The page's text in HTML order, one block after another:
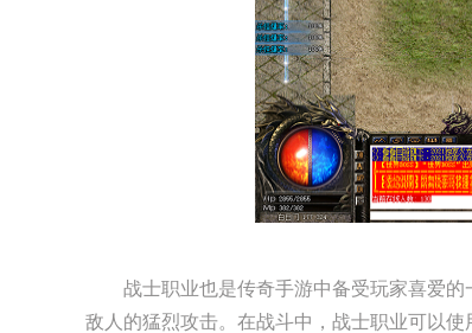
战士职业也是传奇手游中备受玩家喜爱
敌人的猛烈攻击。在战斗中，战士职业可以